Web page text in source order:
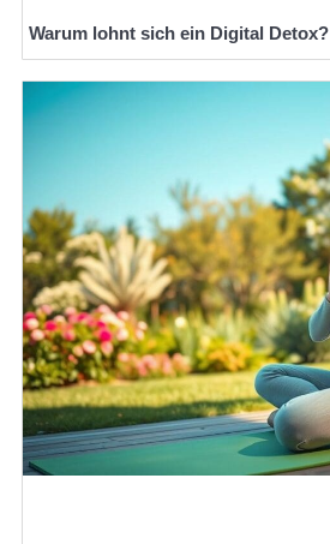
Warum lohnt sich ein Digital Detox?